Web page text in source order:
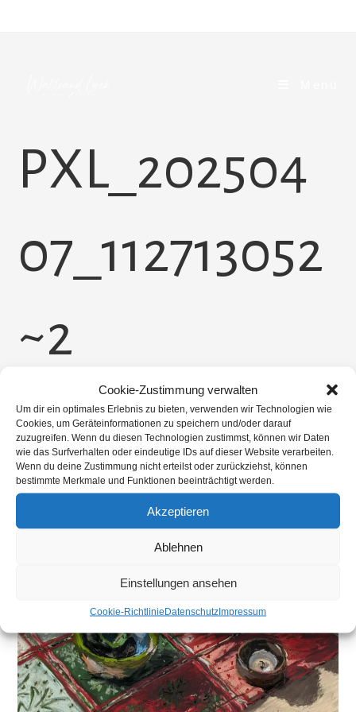
Cookie-Zustimmung verwalten
Um dir ein optimales Erlebnis zu bieten, verwenden wir Technologien wie
Cookies, um Geräteinformationen zu speichern und/oder darauf
zuzugreifen. Wenn du diesen Technologien zustimmst, können wir Daten
wie das Surfverhalten oder eindeutige IDs auf dieser Website verarbeiten.
Wenn du deine Zustimmung nicht erteilst oder zurückziehst, können
bestimmte Merkmale und Funktionen beeinträchtigt werden.
Akzeptieren
Ablehnen
Einstellungen ansehen
Cookie-RichtlinieDatenschutzImpressum
PXL_202504
07_112713052
~2
Brautsträuße > PXL_20250407_112713052~2